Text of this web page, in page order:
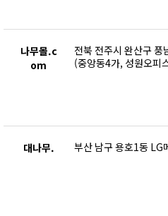
나무몰.c
om
전북 전주시 완산구
(중앙동4가, 성원오피
대나무. 부산 남구 용호1동 LG